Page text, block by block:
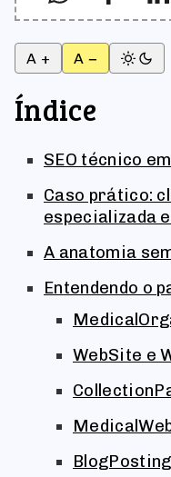
A + A −
Índice
SEO técnico
Caso prático:
especializada
A anatomia
Entendendo o
WebSite e
BlogPosting